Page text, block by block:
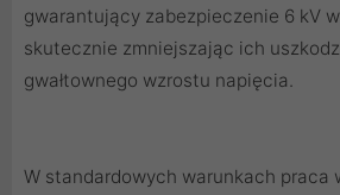
gwarantujący zabezpieczenie 6 kV
skutecznie zmniejszając ich
gwałtownego wzrostu napięcia.
W standardowych warunkach praca